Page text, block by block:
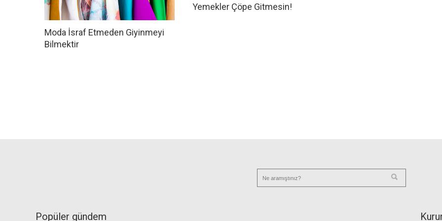
Moda İsraf Etmeden Giyinmeyi
Bilmektir
Yemekler Çöpe Gitmesin!
Popüler gündem